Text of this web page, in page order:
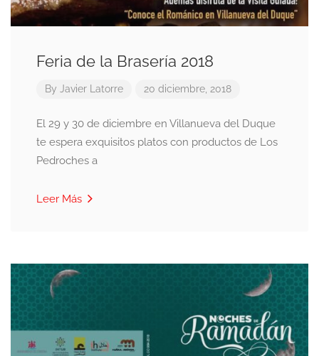
Feria de la Brasería 2018
By Javier Latorre 20 diciembre, 2018
El 29 y 30 de diciembre en Villanueva del Duque
te espera exquisitos platos con productos de Los
Pedroches a
Leer Más